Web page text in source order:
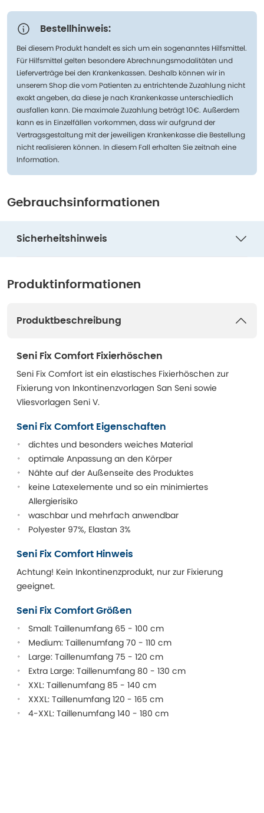
Bestellhinweis:
Bei diesem Produkt handelt es sich um ein sogenanntes Hilfsmittel.
Für Hilfsmittel gelten besondere Abrechnungsmodalitäten und
Lieferverträge bei den Krankenkassen. Deshalb können wir in
unserem Shop die vom Patienten zu entrichtende Zuzahlung nicht
exakt angeben, da diese je nach Krankenkasse unterschiedlich
ausfallen kann. Die maximale Zuzahlung beträgt 10€. Außerdem
kann es in Einzelfällen vorkommen, dass wir aufgrund der
Vertragsgestaltung mit der jeweiligen Krankenkasse die Bestellung
nicht realisieren können. In diesem Fall erhalten Sie zeitnah eine
Information.
Gebrauchsinformationen
Sicherheitshinweis
Produktinformationen
Produktbeschreibung
Seni Fix Comfort Fixierhöschen
Seni Fix Comfort ist ein elastisches Fixierhöschen zur
Fixierung von Inkontinenzvorlagen San Seni sowie
Vliesvorlagen Seni V.
Seni Fix Comfort Eigenschaften
dichtes und besonders weiches Material
optimale Anpassung an den Körper
Nähte auf der Außenseite des Produktes
keine Latexelemente und so ein minimiertes
Allergierisiko
waschbar und mehrfach anwendbar
Polyester 97%, Elastan 3%
Seni Fix Comfort Hinweis
Achtung! Kein Inkontinenzprodukt, nur zur Fixierung
geeignet.
Seni Fix Comfort Größen
Small: Taillenumfang 65 - 100 cm
Medium: Taillenumfang 70 - 110 cm
Large: Taillenumfang 75 - 120 cm
Extra Large: Taillenumfang 80 - 130 cm
XXL: Taillenumfang 85 - 140 cm
XXXL: Taillenumfang 120 - 165 cm
4-XXL: Taillenumfang 140 - 180 cm